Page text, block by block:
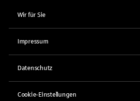
Wir für Sie
Impressum
Datenschutz
Cookie-Einstellungen